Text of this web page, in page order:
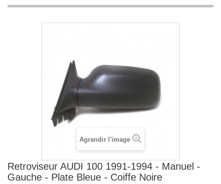
Agrandir l'image
Retroviseur AUDI 100 1991-1994 - Manuel -
Gauche - Plate Bleue - Coiffe Noire